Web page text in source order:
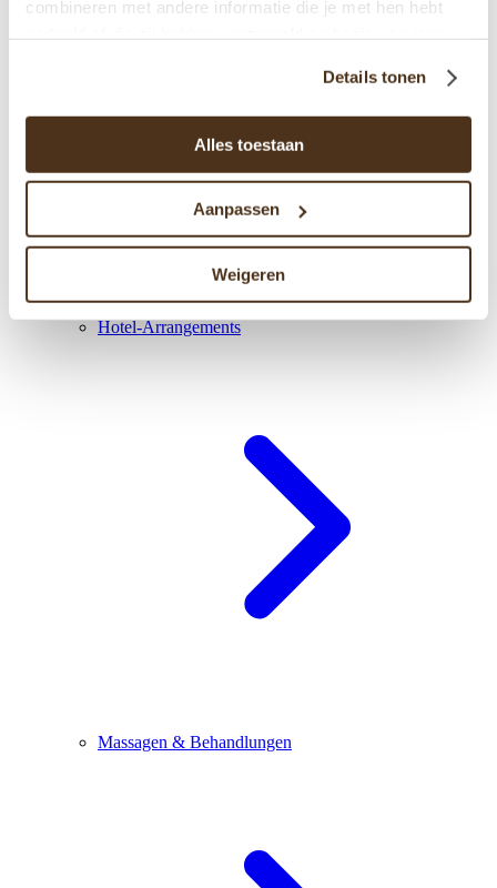
combineren met andere informatie die je met hen hebt
Details tonen
Alles toestaan
Aanpassen
Weigeren
Hotel-Arrangements
Massagen & Behandlungen